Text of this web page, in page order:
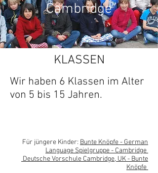
Cambridge
KLASSEN
Wir haben 6 Klassen im Alter
von 5 bis 15 Jahren.
Für jüngere Kinder: Bunte Knöpfe - German
Language Spielgruppe - Cambridge
Deutsche Vorschule Cambridge, UK - Bunte
Knöpfe